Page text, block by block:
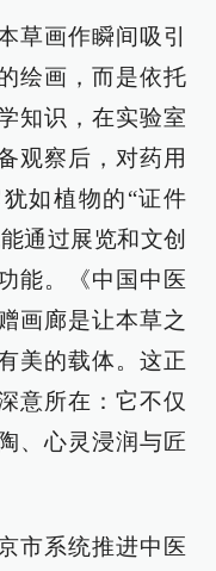
草画作瞬间吸引
绘画，而是依托
知识，在实验室
观察后，对药用
如植物的“证件
通过展览和文创
能。《中国中医
画廊是让本草之
美的载体。这正
意所在：它不仅
、心灵浸润与匠
市系统推进中医